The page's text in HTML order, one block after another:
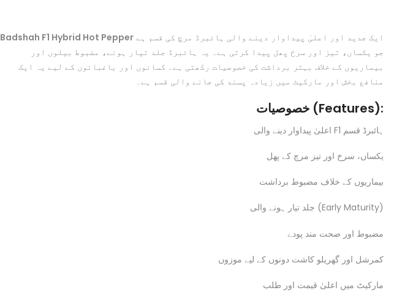
Badshah F1 Hybrid Hot Pepper
جو یکساں، تیز اور سرخ پھل پیدا کرتی ہے۔ یہ ہائبرڈ جلد تیار ہونے، مضبوط بیلوں اور
بیماریوں کے خلاف بہتر برداشت کی خصوصیات رکھتی ہے۔ کسانوں اور باغبانوں کے لیے یہ ایک
منافع بخش اور مارکیٹ میں زیادہ پسند کی جانے والی قسم ہے۔
خصوصیات (Features):
اعلیٰ پیداوار دینے والی F1 ہائبرڈ قسم
یکساں، سرخ اور تیز مرچ کے پھل
بیماریوں کے خلاف مضبوط برداشت
جلد تیار ہونے والی (Early Maturity)
مضبوط اور صحت مند پودے
کمرشل اور گھریلو کاشت دونوں کے لیے موزوں
مارکیٹ میں اعلیٰ قیمت اور طلب